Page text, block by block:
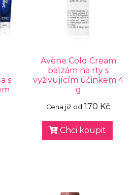
s
Avène Cold Cream
balzám na rty s
vyživujícím účinkem 4
g
Cena již od 170 Kč
Chci koupit